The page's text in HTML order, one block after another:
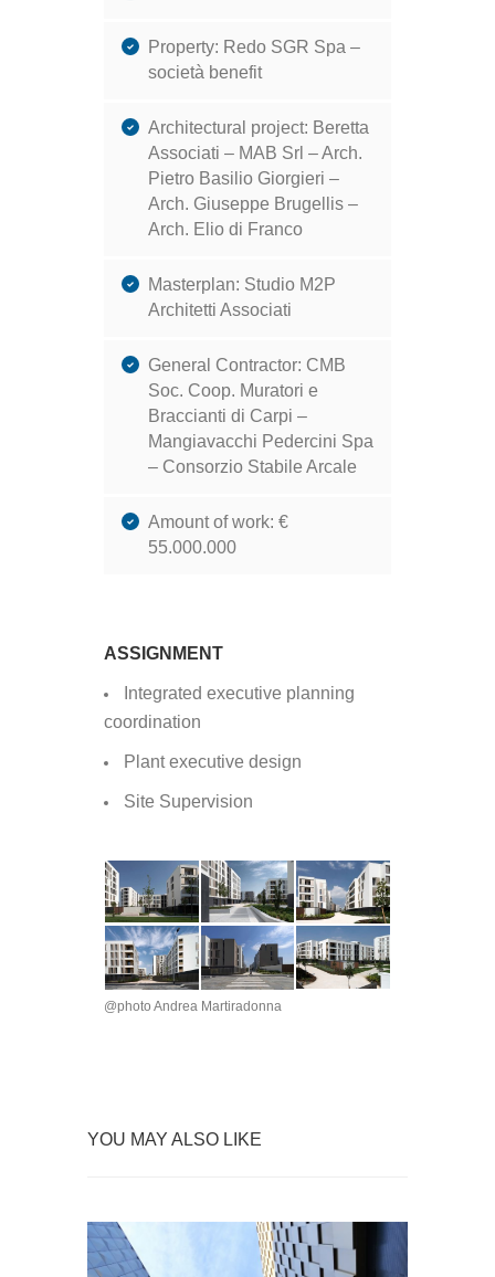
Property: Redo SGR Spa –
società benefit
Architectural project: Beretta
Associati – MAB Srl – Arch.
Pietro Basilio Giorgieri –
Arch. Giuseppe Brugellis –
Arch. Elio di Franco
Masterplan: Studio M2P
Architetti Associati
General Contractor: CMB
Soc. Coop. Muratori e
Braccianti di Carpi –
Mangiavacchi Pedercini Spa
– Consorzio Stabile Arcale
Amount of work: €
55.000.000
ASSIGNMENT
Integrated executive planning
coordination
Plant executive design
Site Supervision
@photo Andrea Martiradonna
YOU MAY ALSO LIKE